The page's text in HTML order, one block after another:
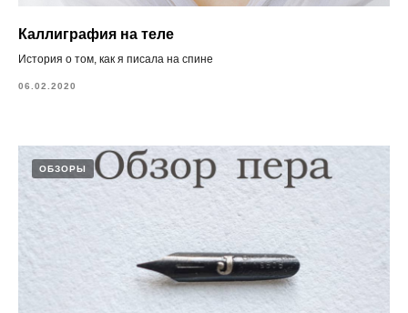
Каллиграфия на теле
История о том, как я писала на спине
06.02.2020
ОБЗОРЫ